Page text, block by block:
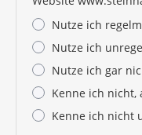
Nutze ich
Nutze ich
Nutze ich gar
Kenne ich
Kenne ich nicht